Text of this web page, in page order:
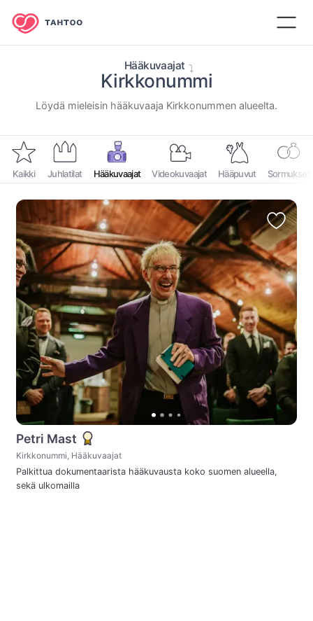
Hääkuvaajat
Kirkkonummi
⁨Löydä mieleisin hääkuvaaja ⁨Kirkkonummen⁩ alueelta.⁩
Kaikki Juhlatilat Hääkuvaajat Videokuvaajat Hääpuvut Sormukset
Petri Mast
Kirkkonummi, Hääkuvaajat
Palkittua dokumentaarista hääkuvausta koko suomen alueella,
sekä ulkomailla